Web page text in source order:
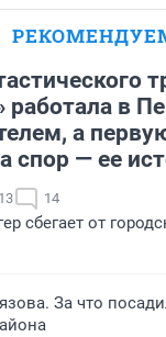
работала в
а
спор — ее
14
сбегает от
За что